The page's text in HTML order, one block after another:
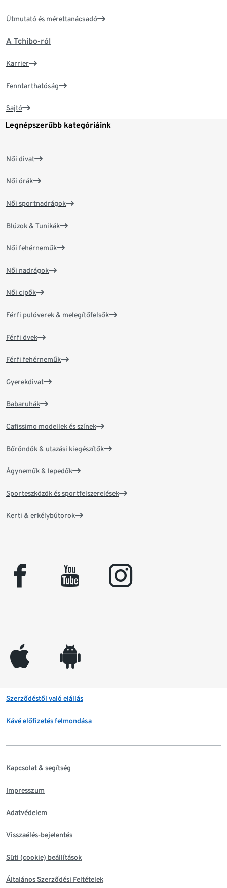
Útmutató és mérettanácsadó
A Tchibo-ról
Karrier
Fenntarthatóság
Sajtó
Legnépszerűbb kategóriáink
Női divat
Női órák
Női sportnadrágok
Blúzok & Tunikák
Női fehérneműk
Női nadrágok
Női cipők
Férfi pulóverek & melegítőfelsők
Férfi övek
Férfi fehérneműk
Gyerekdivat
Babaruhák
Cafissimo modellek és színek
Bőröndök & utazási kiegészítők
Ágyneműk & lepedők
Sporteszközök és sportfelszerelések
Kerti & erkélybútorok
facebook youtube instagram
appleinc android
Szerződéstől való elállás
Kávé előfizetés felmondása
Kapcsolat & segítség
Impresszum
Adatvédelem
Visszaélés-bejelentés
Süti (cookie) beállítások
Általános Szerződési Feltételek